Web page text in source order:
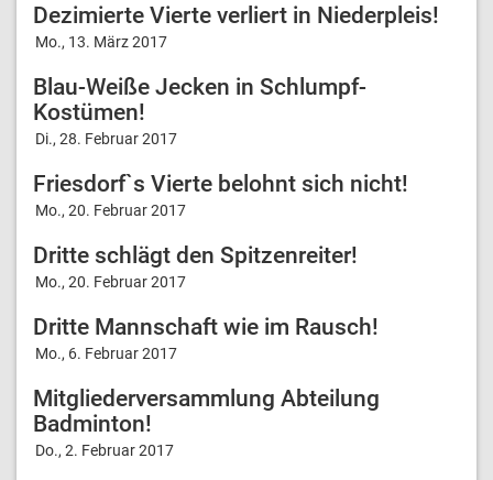
Dezimierte Vierte verliert in Niederpleis!
Mo., 13. März 2017
Blau-Weiße Jecken in Schlumpf-
Kostümen!
Di., 28. Februar 2017
Friesdorf`s Vierte belohnt sich nicht!
Mo., 20. Februar 2017
Dritte schlägt den Spitzenreiter!
Mo., 20. Februar 2017
Dritte Mannschaft wie im Rausch!
Mo., 6. Februar 2017
Mitgliederversammlung Abteilung
Badminton!
Do., 2. Februar 2017